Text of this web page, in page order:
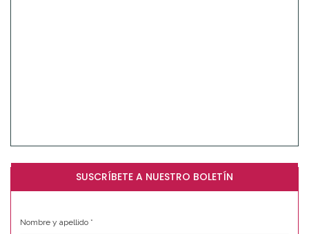
SUSCRÍBETE A NUESTRO BOLETÍN
Nombre y apellido *